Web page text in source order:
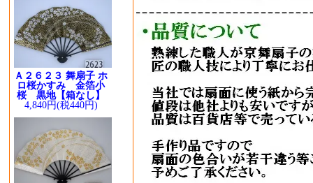
Ａ２６２３ 舞扇子 ホ
ロ桜かすみ 金箔小
桜 黒地【箱なし】
4,840円(税440円)